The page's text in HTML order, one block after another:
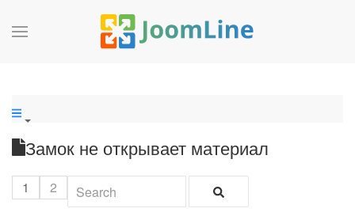
Замок не открывает материал
1 2